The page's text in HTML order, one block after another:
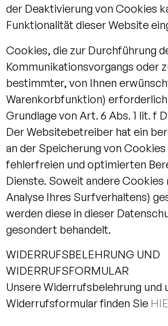
der Deaktivierung von Cookies
Funktionalität dieser Website
Cookies, die zur Durchführung
Kommunikationsvorgangs oder
bestimmter, von Ihnen
Warenkorbfunktion) erforderlich
Grundlage von Art. 6 Abs. 1 lit. f
Der Websitebetreiber hat ein
an der Speicherung von
fehlerfreien und optimierten
Dienste. Soweit andere Cookies
Analyse Ihres Surfverhaltens)
werden diese in dieser
gesondert behandelt.
WIDERRUFSBELEHRUNG UND
WIDERRUFSFORMULAR
Unsere Widerrufsbelehrung und
Widerrufsformular finden Sie